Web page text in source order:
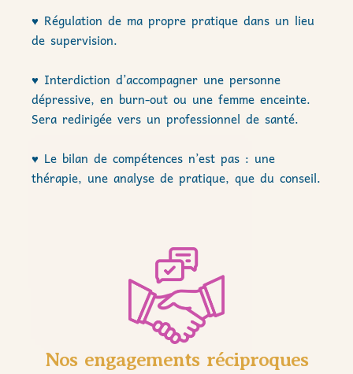
♥ Régulation de ma propre pratique dans un lieu
de supervision.
♥ Interdiction d’accompagner une personne
dépressive, en burn-out ou une femme enceinte.
Sera redirigée vers un professionnel de santé.
♥ Le bilan de compétences n’est pas : une
thérapie, une analyse de pratique, que du conseil.
Nos engagements réciproques